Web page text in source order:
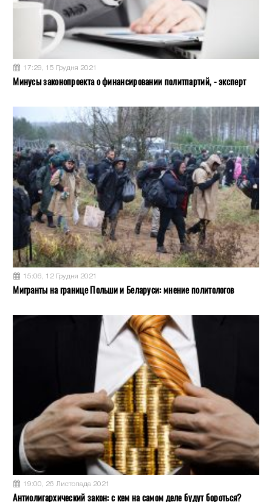
17:29, 15 Грудня 2021
Минусы законопроекта о финансировании политпартий, - эксперт
15:06, 12 Грудня 2021
Мигранты на границе Польши и Беларуси: мнение политологов
19:00, 26 Листопада 2021
Антиолигархический закон: с кем на самом деле будут бороться?